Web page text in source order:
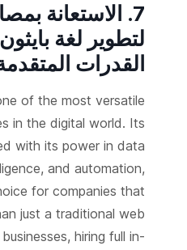
7. الاستعانة
لتطوير لغة
القدرات
of the most versatile
in the digital world. Its
with its power in data
and automation,
for companies that
just a traditional web
hiring full in-